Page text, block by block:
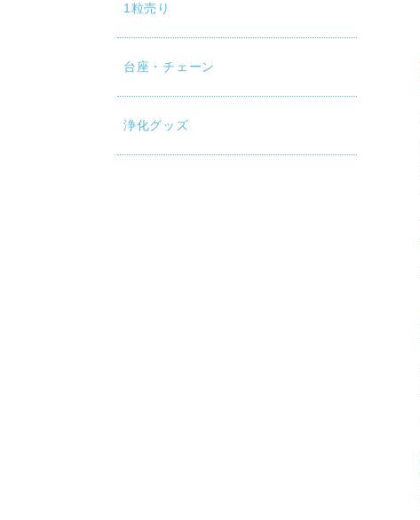
1粒売り
台座・チェーン
浄化グッズ